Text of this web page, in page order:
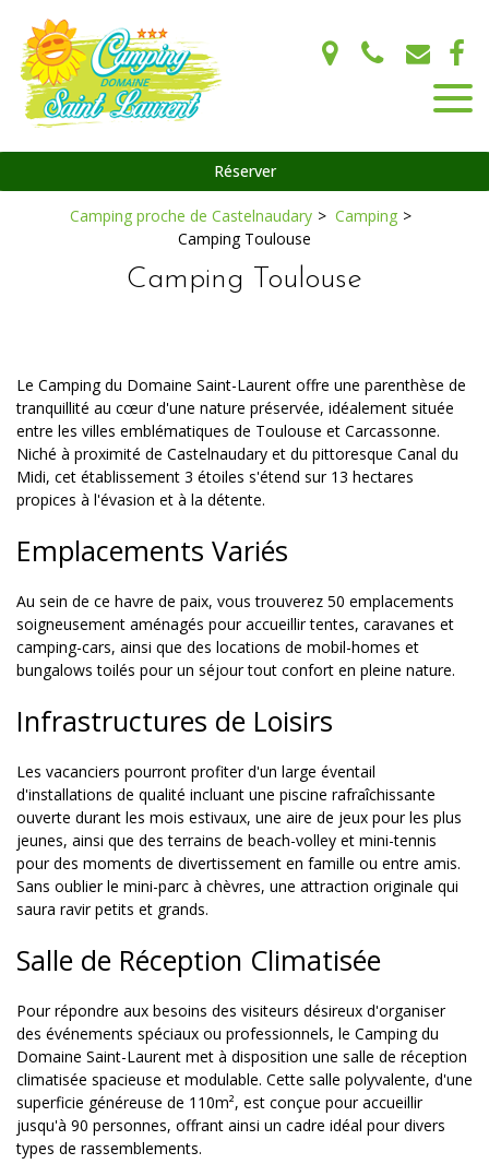
Réserver
Camping proche de Castelnaudary
Camping
Camping Toulouse
Camping Toulouse
Le Camping du Domaine Saint-Laurent offre une parenthèse de
tranquillité au cœur d'une nature préservée, idéalement située
entre les villes emblématiques de Toulouse et Carcassonne.
Niché à proximité de Castelnaudary et du pittoresque Canal du
Midi, cet établissement 3 étoiles s'étend sur 13 hectares
propices à l'évasion et à la détente.
Emplacements Variés
Au sein de ce havre de paix, vous trouverez 50 emplacements
soigneusement aménagés pour accueillir tentes, caravanes et
camping-cars, ainsi que des locations de mobil-homes et
bungalows toilés pour un séjour tout confort en pleine nature.
Infrastructures de Loisirs
Les vacanciers pourront profiter d'un large éventail
d'installations de qualité incluant une piscine rafraîchissante
ouverte durant les mois estivaux, une aire de jeux pour les plus
jeunes, ainsi que des terrains de beach-volley et mini-tennis
pour des moments de divertissement en famille ou entre amis.
Sans oublier le mini-parc à chèvres, une attraction originale qui
saura ravir petits et grands.
Salle de Réception Climatisée
Pour répondre aux besoins des visiteurs désireux d'organiser
des événements spéciaux ou professionnels, le Camping du
Domaine Saint-Laurent met à disposition une salle de réception
climatisée spacieuse et modulable. Cette salle polyvalente, d'une
superficie généreuse de 110m², est conçue pour accueillir
jusqu'à 90 personnes, offrant ainsi un cadre idéal pour divers
types de rassemblements.